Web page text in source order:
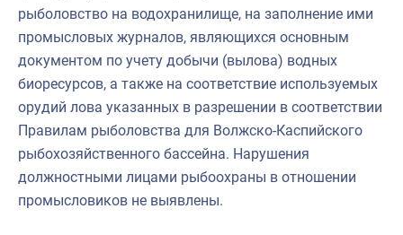
рыболовство на водохранилище, на заполнение ими
промысловых журналов, являющихся основным
документом по учету добычи (вылова) водных
биоресурсов, а также на соответствие используемых
орудий лова указанных в разрешении в соответствии
Правилам рыболовства для Волжско-Каспийского
рыбохозяйственного бассейна. Нарушения
должностными лицами рыбоохраны в отношении
промысловиков не выявлены.